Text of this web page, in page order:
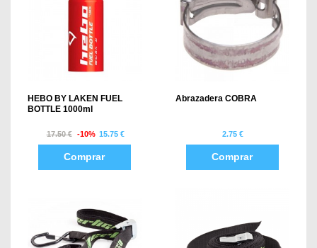
HEBO BY LAKEN FUEL
BOTTLE 1000ml
17.50 € -10% 15.75 €
Comprar
Abrazadera COBRA
2.75 €
Comprar